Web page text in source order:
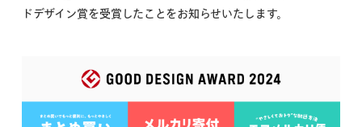
ドデザイン賞を受賞したことをお知らせいたします。